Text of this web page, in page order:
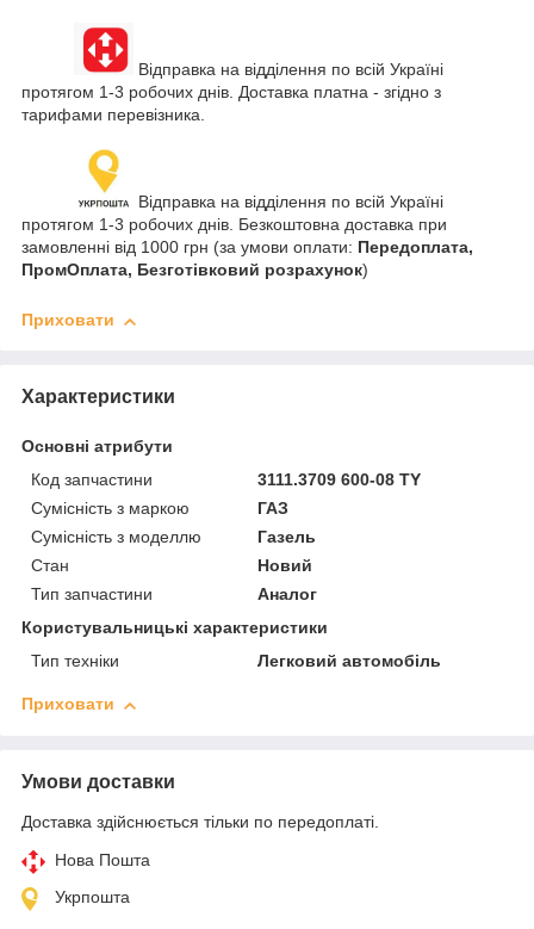
Відправка на відділення по всій Україні
протягом 1-3 робочих днів. Доставка платна - згідно з
тарифами перевізника.
Відправка на відділення по всій Україні
протягом 1-3 робочих днів. Безкоштовна доставка при
замовленні від 1000 грн (за умови оплати: Передоплата,
ПромОплата, Безготівковий розрахунок)
Приховати
Характеристики
Основні атрибути
Код запчастини
3111.3709 600-08 TY
Сумісність з маркою
ГАЗ
Сумісність з моделлю
Газель
Стан
Новий
Тип запчастини
Аналог
Користувальницькі характеристики
Тип техніки
Легковий автомобіль
Приховати
Умови доставки
Доставка здійснюється тільки по передоплаті.
Нова Пошта
Укрпошта